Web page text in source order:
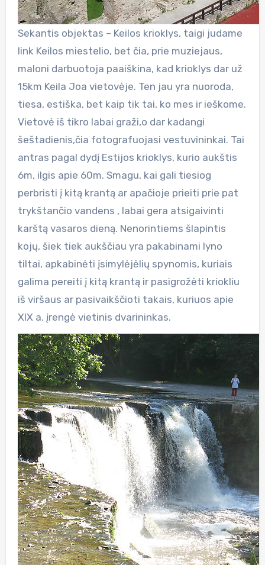
Sekantis objektas – Keilos krioklys, taigi judame
link Keilos miestelio, bet čia, prie muziejaus,
maloni darbuotoja paaiškina, kad krioklys dar už
15km Keila Joa vietovėje. Ten jau yra nuoroda,
tiesa, estiška, bet kaip tik tai, ko mes ir ieškome.
Vietovė iš tikro labai graži,o dar kadangi
šeštadienis,čia fotografuojasi vestuvininkai. Tai
antras pagal dydį Estijos krioklys, kurio aukštis
6m, ilgis apie 60m. Smagu, kai gali tiesiog
perbristi į kitą krantą ar apačioje prieiti prie pat
trykštančio vandens , labai gera atsigaivinti
karštą vasaros dieną. Nenorintiems šlapintis
kojų, šiek tiek aukščiau yra pakabinami lyno
tiltai, apkabinėti įsimylėjėlių spynomis, kuriais
galima pereiti į kitą krantą ir pasigrožėti kriokliu
iš viršaus ar pasivaikščioti takais, kuriuos apie
XIX a. įrengė vietinis dvarininkas.